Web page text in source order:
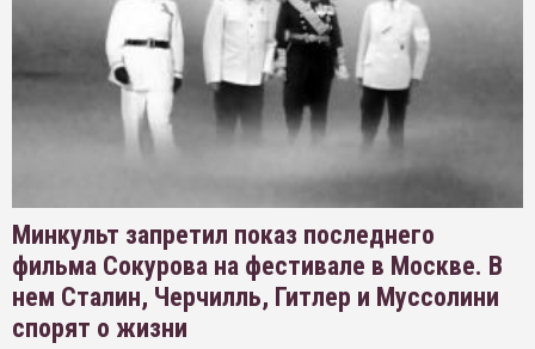
Минкульт запретил показ последнего
фильма Сокурова на фестивале в Москве. В
нем Сталин, Черчилль, Гитлер и Муссолини
спорят о жизни